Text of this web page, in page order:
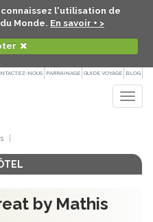
l'utilisation de
Monde. En savoir + >
NOUS PARRAINAGE GUIDE VOYAGE BLOG
by Mathis